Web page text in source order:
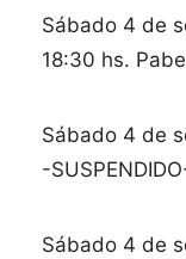
Sábado 4 de
18:30 hs.
Sábado 4 de
-
Sábado 4 de